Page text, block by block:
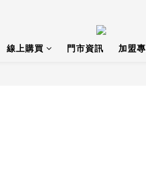
線上購買 門市資訊 加盟